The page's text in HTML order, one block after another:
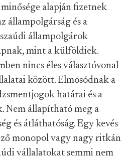
alapján fizetnek
állampolgárság és a
állampolgárok
mint a külföldiek.
nincs éles választóvonal
között. Elmosódnak a
határai és a
Nem állapítható meg a
és átláthatóság. Egy kevés
monopol vagy nagy ritkán
vállalatokat semmi nem